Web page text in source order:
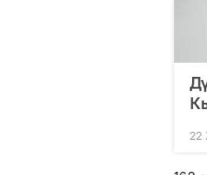
22